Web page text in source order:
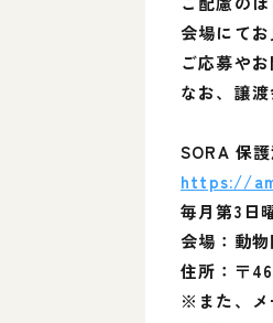
会場にて
ご応募や
なお、譲
SORA 保
https://
毎月第3日
会場：動
住所：〒
※また、メ